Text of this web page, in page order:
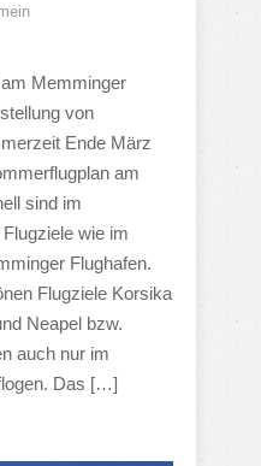
Memminger
von
Ende März
am
sind im
wie im
Flughafen.
Flugziele Korsika
Neapel bzw.
auch nur im
Das […]